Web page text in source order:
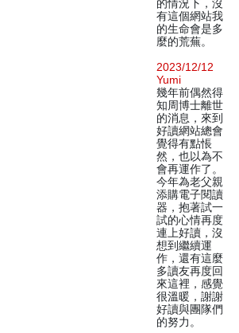
的情況下，沒
有這個網站我
的生命會是多
麼的荒蕪。
2023/12/12
Yumi
幾年前偶然得
知周博士離世
的消息，來到
好讀網站總會
覺得有點悵
然，也以為不
會再運作了。
今年為老父親
添購電子閱讀
器，抱著試一
試的心情再度
連上好讀，沒
想到繼續運
作，還有這麼
多讀友再度回
來這裡，感覺
很溫暖，謝謝
好讀與團隊們
的努力。